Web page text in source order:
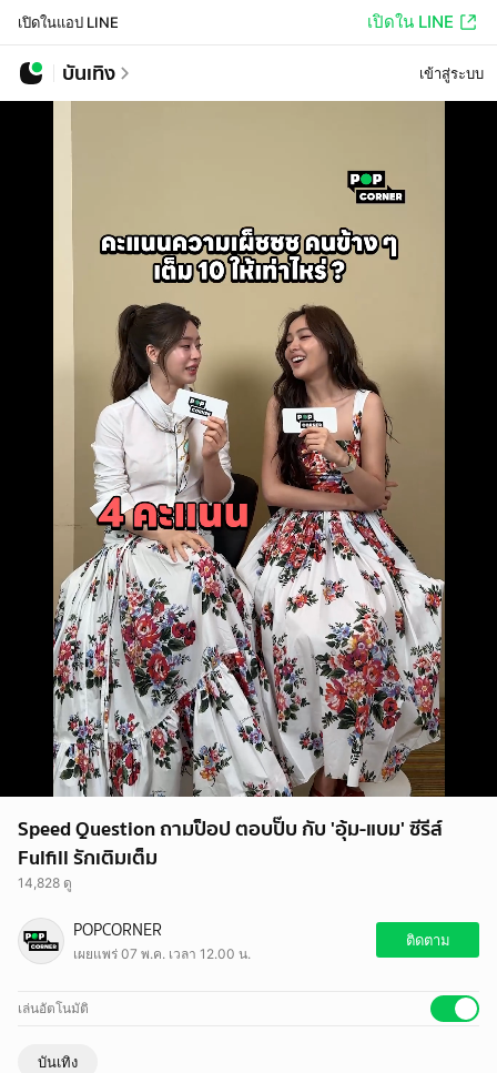
เปิดในแอป LINE เปิดใน LINE
บันเทิง เข้าสู่ระบบ
Speed Question ถามป็อป ตอบปั๊บ กับ 'อุ้ม-แบม' ซีรีส์
Fulfill รักเติมเต็ม
14,828 ดู
POPCORNER
เผยแพร่ 07 พ.ค. เวลา 12.00 น.
ติดตาม
เล่นอัตโนมัติ
บันเทิง